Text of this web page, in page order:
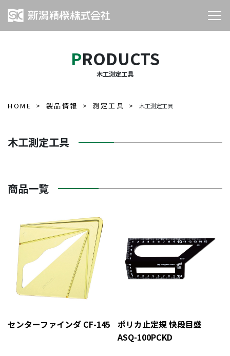
PRODUCTS
木工測定工具
HOME 製品情報 測定工具 木工測定工具
木工測定工具
商品一覧
センターファインダ CF-145
ポリカ止定規 快段目盛
ASQ-100PCKD